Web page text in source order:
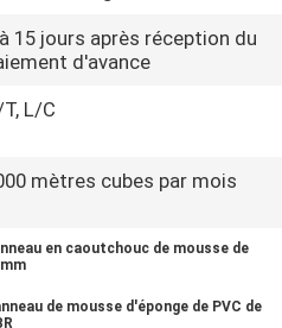
15 jours après réception du
d'avance
L/C
mètres cubes par mois
en caoutchouc de mousse de
de mousse d'éponge de PVC de